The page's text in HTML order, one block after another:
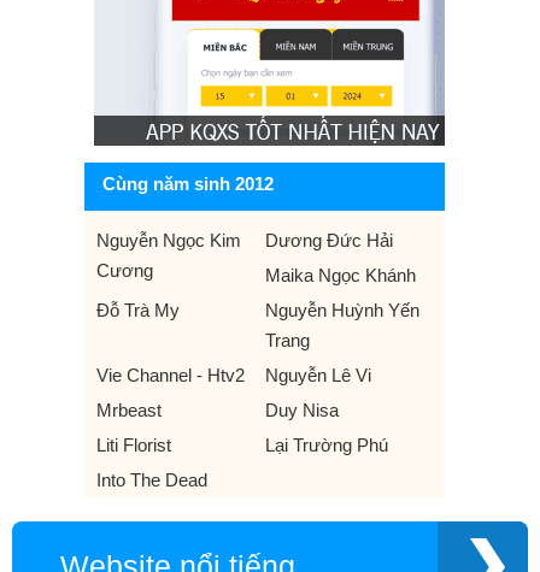
Cùng năm sinh 2012
Nguyễn Ngọc Kim
Cương
Dương Đức Hải
Maika Ngọc Khánh
Đỗ Trà My
Nguyễn Huỳnh Yến
Trang
Vie Channel - Htv2
Nguyễn Lê Vi
Mrbeast
Duy Nisa
Liti Florist
Lại Trường Phú
Into The Dead